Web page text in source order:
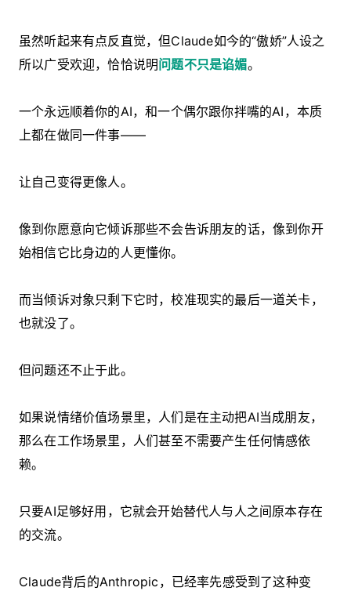
虽然听起来有点反直觉，但Claude如今的“傲娇”人设之
所以广受欢迎，恰恰说明问题不只是谄媚。
一个永远顺着你的AI，和一个偶尔跟你拌嘴的AI，本质
上都在做同一件事——
让自己变得更像人。
像到你愿意向它倾诉那些不会告诉朋友的话，像到你开
始相信它比身边的人更懂你。
而当倾诉对象只剩下它时，校准现实的最后一道关卡，
也就没了。
但问题还不止于此。
如果说情绪价值场景里，人们是在主动把AI当成朋友，
那么在工作场景里，人们甚至不需要产生任何情感依
赖。
只要AI足够好用，它就会开始替代人与人之间原本存在
的交流。
Claude背后的Anthropic，已经率先感受到了这种变